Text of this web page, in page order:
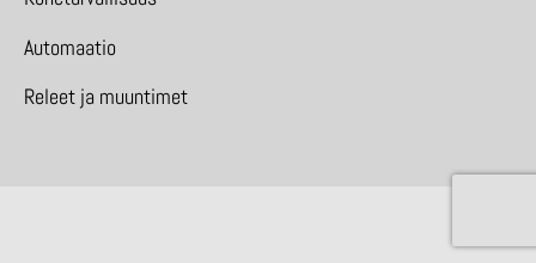
Automaatio
Releet ja muuntimet